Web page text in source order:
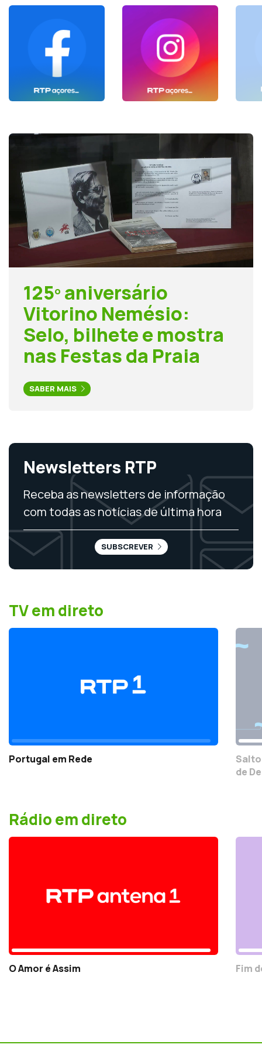
125º aniversário
Vitorino Nemésio:
Selo, bilhete e mostra
nas Festas da Praia
SABER MAIS
Newsletters RTP
Receba as newsletters de informação
com todas as notícias de última hora
SUBSCREVER
TV em direto
Portugal em Rede
de
Rádio em direto
O Amor é Assim Fim